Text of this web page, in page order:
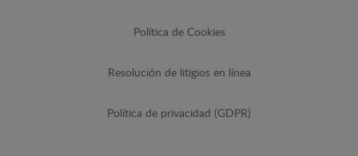
Política de Cookies
Resolución de litigios en línea
Política de privacidad (GDPR)